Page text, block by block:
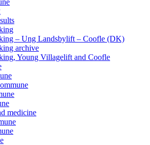
– Ung Landsbylift – Coofle (DK)
archive
Young Villagelift and Coofle
medicine